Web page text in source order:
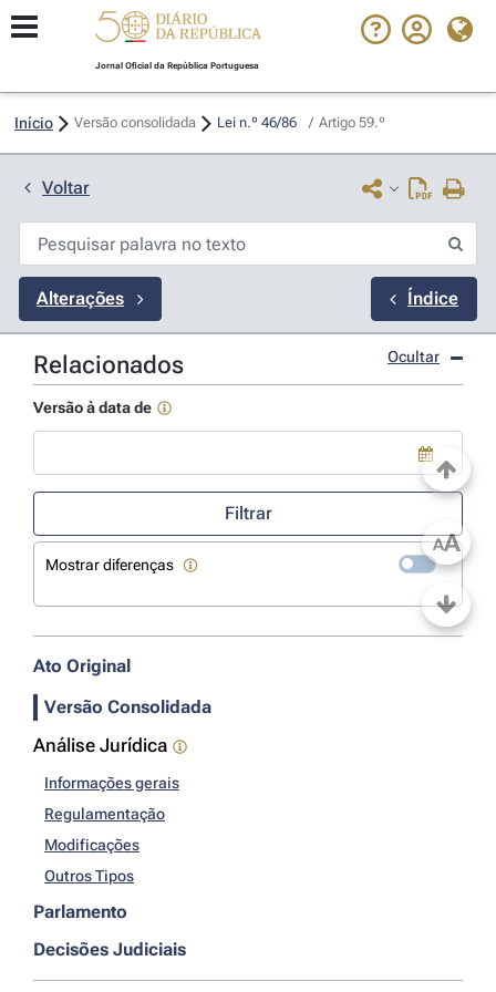
Jornal Oficial da República Portuguesa
Início Versão consolidada Lei n.º 46/86 / Artigo 59.º
Voltar
Alterações Índice
Relacionados Ocultar
Versão à data de
Use a tecla de seta para baixo para abrir o calendário; Use as
Filtrar
Mostrar diferenças
Ato Original
Versão Consolidada
Análise Jurídica
Informações gerais
Regulamentação
Modificações
Outros Tipos
Parlamento
Decisões Judiciais
AA